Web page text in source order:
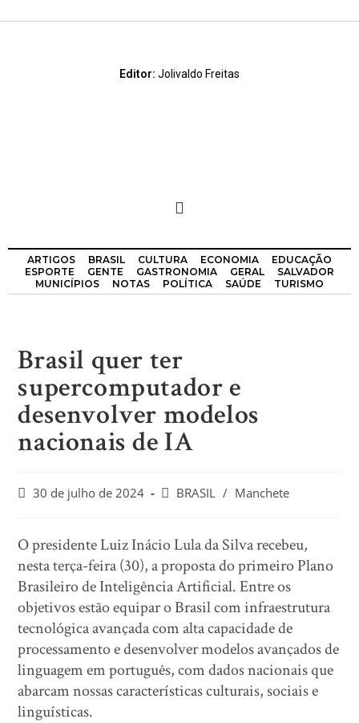
Editor: Jolivaldo Freitas
ARTIGOS BRASIL CULTURA ECONOMIA
EDUCAÇÃO
ESPORTE
GENTE GASTRONOMIA GERAL
SALVADOR
MUNICÍPIOS
NOTAS POLÍTICA SAÚDE TURISMO
Brasil quer ter
supercomputador e
desenvolver modelos
nacionais de IA
30 de julho de 2024 BRASIL / Manchete
O presidente Luiz Inácio Lula da Silva recebeu,
nesta terça-feira (30), a proposta do primeiro Plano
Brasileiro de Inteligência Artificial. Entre os
objetivos estão equipar o Brasil com infraestrutura
tecnológica avançada com alta capacidade de
processamento e desenvolver modelos avançados de
linguagem em português, com dados nacionais que
abarcam nossas características culturais, sociais e
linguísticas.